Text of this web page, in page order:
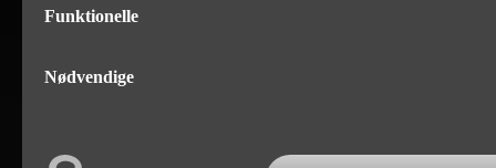
Funktionelle
Nødvendige